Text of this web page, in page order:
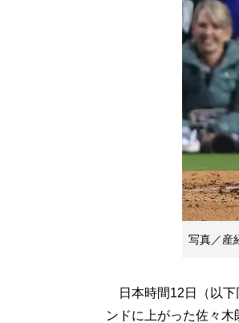
写真／産
日本時間12日（以下
ンドに上がった佐々木